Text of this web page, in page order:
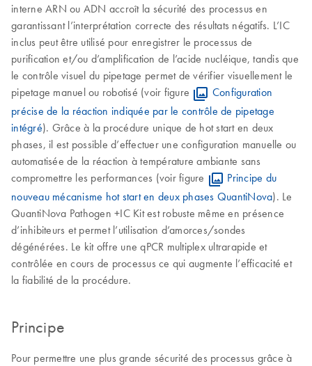
interne ARN ou ADN accroît la sécurité des processus en
garantissant l’interprétation correcte des résultats négatifs. L’IC
inclus peut être utilisé pour enregistrer le processus de
purification et/ou d’amplification de l’acide nucléique, tandis que
le contrôle visuel du pipetage permet de vérifier visuellement le
pipetage manuel ou robotisé (voir figure
Configuration
précise de la réaction indiquée par le contrôle de pipetage
intégré). Grâce à la procédure unique de hot start en deux
phases, il est possible d’effectuer une configuration manuelle ou
automatisée de la réaction à température ambiante sans
compromettre les performances (voir figure
Principe du
nouveau mécanisme hot start en deux phases QuantiNova). Le
QuantiNova Pathogen +IC Kit est robuste même en présence
d’inhibiteurs et permet l’utilisation d’amorces/sondes
dégénérées. Le kit offre une qPCR multiplex ultrarapide et
contrôlée en cours de processus ce qui augmente l’efficacité et
la fiabilité de la procédure.
Principe
Pour permettre une plus grande sécurité des processus grâce à